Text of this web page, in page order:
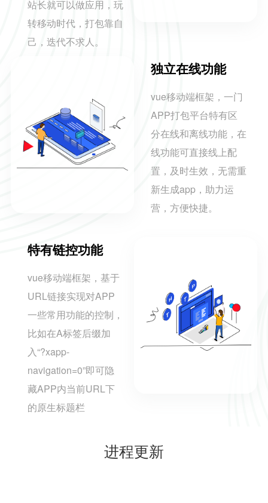
站长就可以做应用，玩
转移动时代，打包靠自
己，迭代不求人。
独立在线功能
vue移动端框架，一门
APP打包平台特有区
分在线和离线功能，在
线功能可直接线上配
置，及时生效，无需重
新生成app，助力运
营，方便快捷。
特有链控功能
vue移动端框架，基于
URL链接实现对APP
一些常用功能的控制，
比如在A标签后缀加
入“?xapp-
navigation=0”即可隐
藏APP内当前URL下
的原生标题栏
进程更新